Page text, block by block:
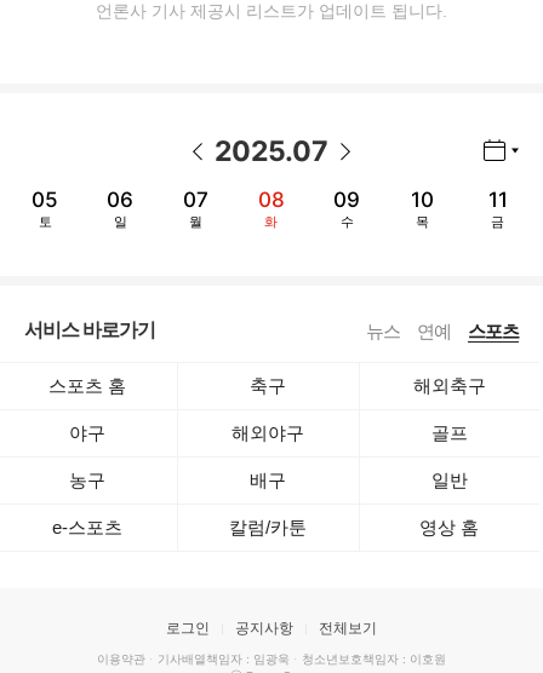
언론사 기사 제공시 리스트가 업데이트 됩니다.
2025.07
05
토
06
일
07
월
08
화
09
수
10
목
11
금
서비스 바로가기 뉴스 연예 스포츠
스포츠 홈 축구 해외축구
야구 해외야구 골프
농구 배구 일반
e-스포츠 칼럼/카툰 영상 홈
로그인 공지사항 전체보기
이용약관 · 기사배열책임자 : 임광욱 · 청소년보호책임자 : 이호원